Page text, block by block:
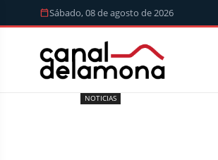
Sábado, 08 de agosto de 2026
NOTICIAS